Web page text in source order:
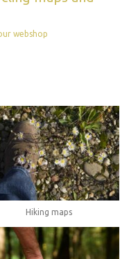
webshop
Hiking maps